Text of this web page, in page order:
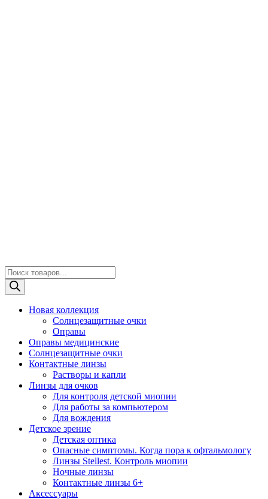
Поиск
товаров
Новая коллекция
Солнцезащитные очки
Оправы
Оправы медицинские
Солнцезащитные очки
Контактные линзы
Растворы и капли
Линзы для очков
Для контроля детской миопии
Для работы за компьютером
Для вождения
Детское зрение
Детская оптика
Опасные симптомы. Когда пора к офтальмологу
Линзы Stellest. Контроль миопии
Ночные линзы
Контактные линзы 6+
Аксессуары